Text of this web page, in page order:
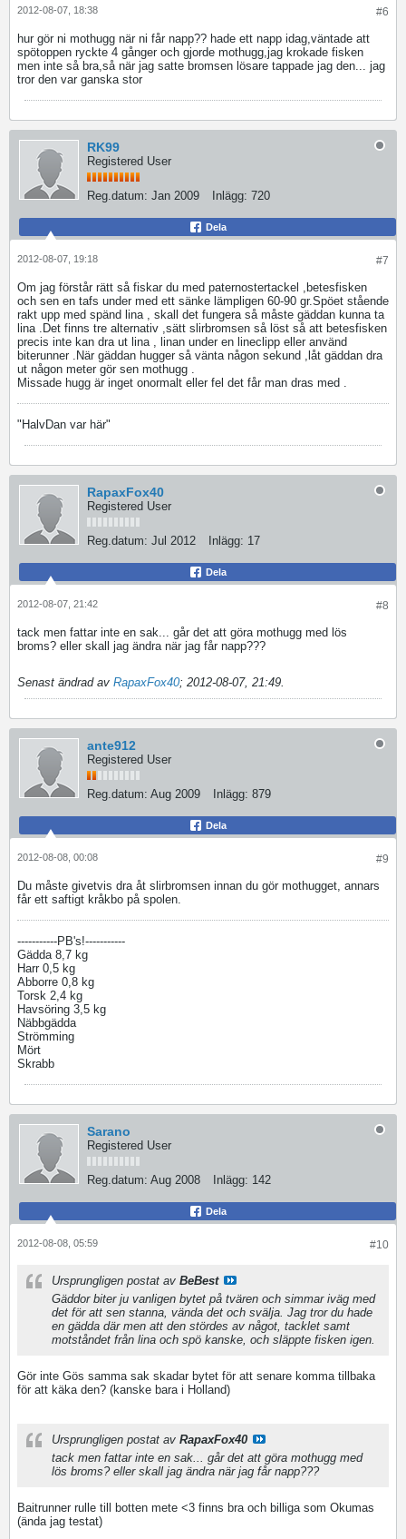
#6
2012-08-07, 18:38
hur gör ni mothugg när ni får napp?? hade ett napp idag,väntade att
spötoppen ryckte 4 gånger och gjorde mothugg,jag krokade fisken
men inte så bra,så när jag satte bromsen lösare tappade jag den... jag
tror den var ganska stor
RK99
Registered User
Reg.datum: Jan 2009 Inlägg: 720
Dela
#7
2012-08-07, 19:18
Om jag förstår rätt så fiskar du med paternostertackel ,betesfisken
och sen en tafs under med ett sänke lämpligen 60-90 gr.Spöet stående
rakt upp med spänd lina , skall det fungera så måste gäddan kunna ta
lina .Det finns tre alternativ ,sätt slirbromsen så löst så att betesfisken
precis inte kan dra ut lina , linan under en lineclipp eller använd
biterunner .När gäddan hugger så vänta någon sekund ,låt gäddan dra
ut någon meter gör sen mothugg .
Missade hugg är inget onormalt eller fel det får man dras med .
"HalvDan var här"
RapaxFox40
Registered User
Reg.datum: Jul 2012 Inlägg: 17
Dela
#8
2012-08-07, 21:42
tack men fattar inte en sak... går det att göra mothugg med lös
broms? eller skall jag ändra när jag får napp???
Senast ändrad av RapaxFox40; 2012-08-07, 21:49.
ante912
Registered User
Reg.datum: Aug 2009 Inlägg: 879
Dela
#9
2012-08-08, 00:08
Du måste givetvis dra åt slirbromsen innan du gör mothugget, annars
får ett saftigt kråkbo på spolen.
-----------PB's!-----------
Gädda 8,7 kg
Harr 0,5 kg
Abborre 0,8 kg
Torsk 2,4 kg
Havsöring 3,5 kg
Näbbgädda
Strömming
Mört
Skrabb
Sarano
Registered User
Reg.datum: Aug 2008 Inlägg: 142
Dela
#10
2012-08-08, 05:59
Ursprungligen postat av BeBest
Gäddor biter ju vanligen bytet på tvären och simmar iväg med
det för att sen stanna, vända det och svälja. Jag tror du hade
en gädda där men att den stördes av något, tacklet samt
motståndet från lina och spö kanske, och släppte fisken igen.
Gör inte Gös samma sak skadar bytet för att senare komma tillbaka
för att käka den? (kanske bara i Holland)
Ursprungligen postat av RapaxFox40
tack men fattar inte en sak... går det att göra mothugg med
lös broms? eller skall jag ändra när jag får napp???
Baitrunner rulle till botten mete <3 finns bra och billiga som Okumas
(ända jag testat)